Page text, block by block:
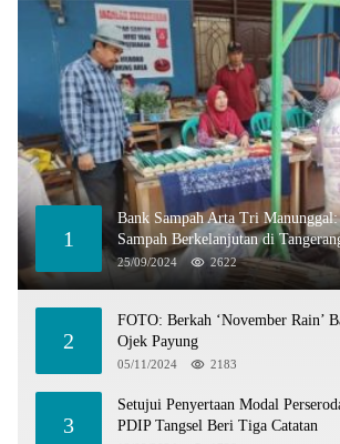
1
Bank Sampah Arta Tri
Sampah Berkelanjutan di
25/09/2024 2622
2
FOTO: Berkah ‘November Rain’
Ojek Payung
05/11/2024 2183
3
Setujui Penyertaan Modal
PDIP Tangsel Beri Tiga Catatan